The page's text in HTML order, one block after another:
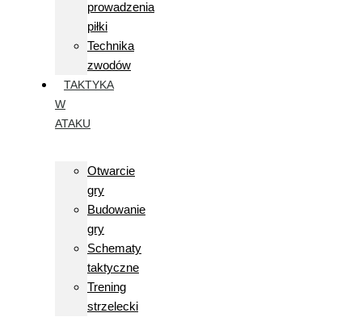
prowadzenia
piłki
Technika
zwodów
TAKTYKA
W
ATAKU
Otwarcie
gry
Budowanie
gry
Schematy
taktyczne
Trening
strzelecki